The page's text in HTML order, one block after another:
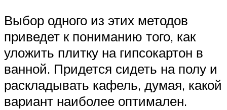
Выбор одного из этих методов
приведет к пониманию того, как
уложить плитку на гипсокартон в
ванной. Придется сидеть на полу и
раскладывать кафель, думая, какой
вариант наиболее оптимален.